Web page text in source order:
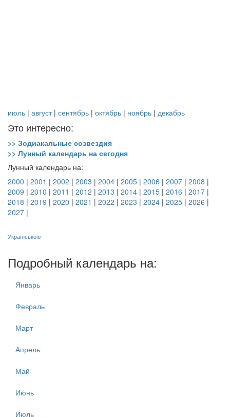
июль | август| сентябрь | октябрь | ноябрь | декабрь
Это интересно:
>> Зодиакальные созвездия
>> Лунный календарь на сегодня
Лунный календарь на:
2000 | 2001 | 2002 | 2003 | 2004 | 2005 | 2006 | 2007 | 2008 |
2009 | 2010 | 2011 | 2012 | 2013 | 2014 | 2015 | 2016 | 2017 |
2018 | 2019 | 2020 | 2021 | 2022 | 2023 | 2024 | 2025 | 2026 |
2027 |
Українською
Подробный календарь на:
Январь
Февраль
Март
Апрель
Май
Июнь
Июль